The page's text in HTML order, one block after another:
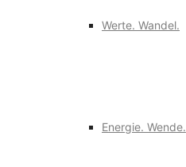
Werte. Wandel.
Energie. Wende.